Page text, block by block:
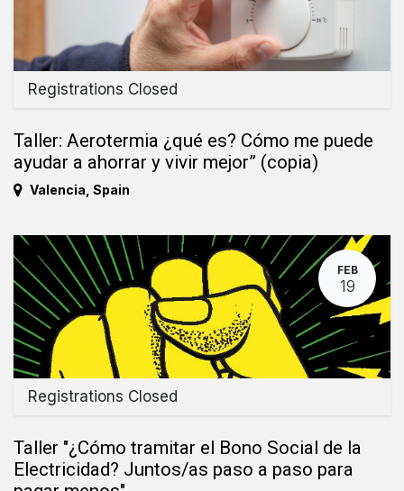
Registrations Closed
Taller: Aerotermia ¿qué es? Cómo me puede
ayudar a ahorrar y vivir mejor” (copia)
Valencia Spain
FEB
19
Registrations Closed
Taller "¿Cómo tramitar el Bono Social de la
Electricidad? Juntos/as paso a paso para